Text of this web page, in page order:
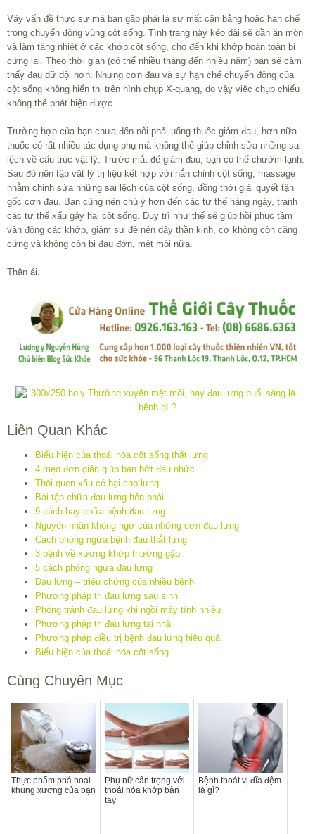
Vậy vấn đề thực sự mà bạn gặp phải là sự mất cân bằng hoặc hạn chế
trong chuyển động vùng cột sống. Tình trạng này kéo dài sẽ dần ăn mòn
và làm tăng nhiệt ở các khớp cột sống, cho đến khi khớp hoàn toàn bị
cứng lại. Theo thời gian (có thể nhiều tháng đến nhiều năm) bạn sẽ cảm
thấy đau dữ dội hơn. Nhưng cơn đau và sự hạn chế chuyển động của
cột sống không hiển thị trên hình chụp X-quang, do vậy việc chụp chiếu
không thể phát hiện được.
Trường hợp của bạn chưa đến nỗi phải uống thuốc giảm đau, hơn nữa
thuốc có rất nhiều tác dụng phụ mà không thể giúp chỉnh sửa những sai
lệch về cấu trúc vật lý. Trước mắt để giảm đau, bạn có thể chườm lạnh.
Sau đó nên tập vật lý trị liệu kết hợp với nắn chỉnh cột sống, massage
nhằm chỉnh sửa những sai lệch của cột sống, đồng thời giải quyết tận
gốc cơn đau. Bạn cũng nên chú ý hơn đến các tư thế hàng ngày, tránh
các tư thế xấu gây hại cột sống. Duy trì như thế sẽ giúp hồi phục tầm
vận động các khớp, giảm sự đè nén dây thần kinh, cơ không còn căng
cứng và không còn bị đau đớn, mệt mỏi nữa.
Thân ái.
Liên Quan Khác
Biểu hiện của thoái hóa cột sống thắt lưng
4 mẹo đơn giản giúp bạn bớt đau nhức
Thói quen xấu có hại cho lưng
Bài tập chữa đau lưng bên phải
9 cách hay chữa bệnh đau lưng
Nguyên nhân không ngờ của những cơn đau lưng
Cách phòng ngừa bệnh đau thắt lưng
3 bệnh về xương khớp thường gặp
5 cách phòng ngưa đau lưng
Đau lưng – triệu chứng của nhiều bệnh
Phương pháp trị đau lưng sau sinh
Phòng tránh đau lưng khi ngồi máy tính nhiều
Phương pháp trị đau lưng tại nhà
Phương pháp điều trị bệnh đau lưng hiệu quả
Biểu hiện của thoái hóa cột sống
Cùng Chuyên Mục
Thực phẩm phá hoại
khung xương của bạn
Phụ nữ cẩn trọng với
thoái hóa khớp bàn
tay
Bệnh thoát vị đĩa đệm
là gì?